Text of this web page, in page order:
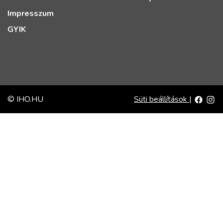
Impresszum
GYIK
© IHO.HU Süti beállítások |